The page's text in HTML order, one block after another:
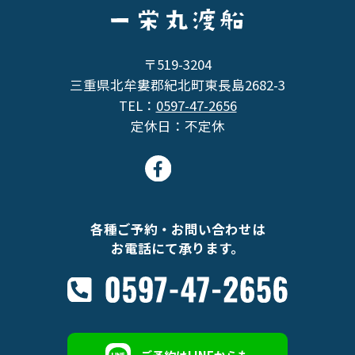
〒519-3204
三重県北牟婁郡紀北町東長島2682-3
TEL： 0597-47-2656
定休日：不定休
各種ご予約・お問い合わせは
お電話にて承ります。